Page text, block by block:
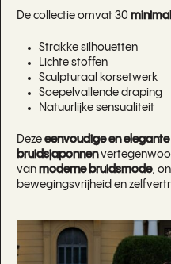
De collectie omvat 30
Strakke silhouetten
Lichte stoffen
Sculpturaal korsetwerk
Soepelvallende draping
Natuurlijke sensualiteit
Deze eenvoudige en elegante
bruidsjaponnen
van moderne bruidsmode,
bewegingsvrijheid en